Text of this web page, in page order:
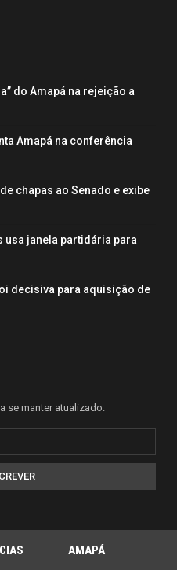
do Amapá na rejeição a
Amapá na conferência
chapas ao Senado e exibe
usa janela partidária para
decisiva para aquisição de
se manter atualizado.
AMAPÁ